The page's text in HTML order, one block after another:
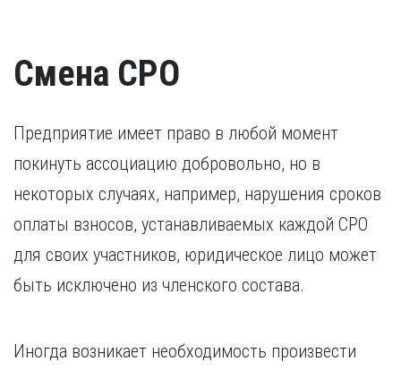
квалификации в течение последних пяти лет. В случае,
если повышение квалификации проходило за пределами
Смена СРО
Предприятие имеет право в любой момент
покинуть ассоциацию добровольно, но в
некоторых случаях, например, нарушения сроков
оплаты взносов, устанавливаемых каждой СРО
для своих участников, юридическое лицо может
быть исключено из членского состава.
Иногда возникает необходимость произвести